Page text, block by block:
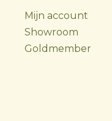
Mijn account
Showroom
Goldmember